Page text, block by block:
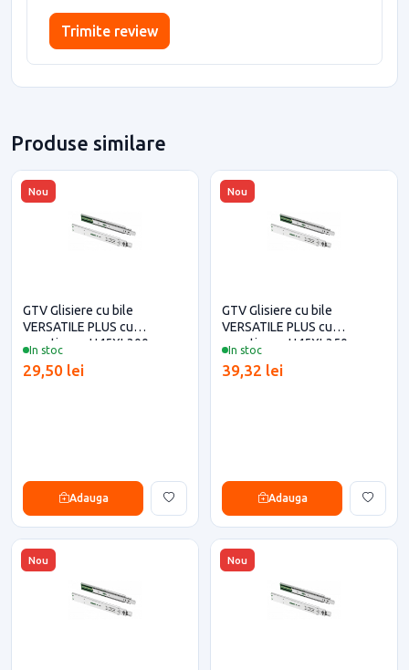
Trimite review
Produse similare
Nou
In stoc
GTV Glisiere cu bile
VERSATILE PLUS cu
amortizare, H45XL300 mm
29,50 lei
Adauga
Nou
In stoc
GTV Glisiere cu bile
VERSATILE PLUS cu
amortizare, H45XL350 mm
39,32 lei
Adauga
Nou Nou